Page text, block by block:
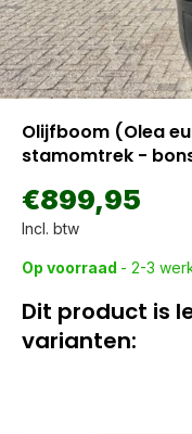
Olijfboom (Olea
stamomtrek -
€899,95
Incl. btw
Op voorraad - 2-3
Dit product is
varianten: